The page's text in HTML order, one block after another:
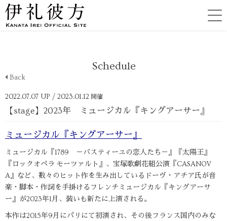
Schedule
Back
2022.07.07 UP / 2023.01.12 開催
【stage】2023年 ミュージカル『キングアーサー』
ミュージカル『キングアーサー』
ミュージカル『1789 －バスティーユの恋人たち－』『太陽王』
『ロックオペラ モーツァルト』、宝塚歌劇花組公演『CASANOV
A』など、数々のヒット作を生み出しているドーヴ・アチア氏が音
楽・脚本・作詞を手掛けるフレンチミュージカル『キングアーサ
ー』が2023年1月、装いも新たに上演される。
本作は2015年9月にパリにて初演され、その後フランス国内のみな